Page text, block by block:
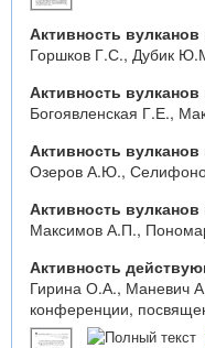
Активность вулканов
Горшков Г.С., Дубик
Активность вулканов
Богоявленская Г.Е.,
Активность вулканов
Озеров А.Ю.,
Активность
Максимов А.П.,
Активность
Гирина О.А., Маневич
конференции,